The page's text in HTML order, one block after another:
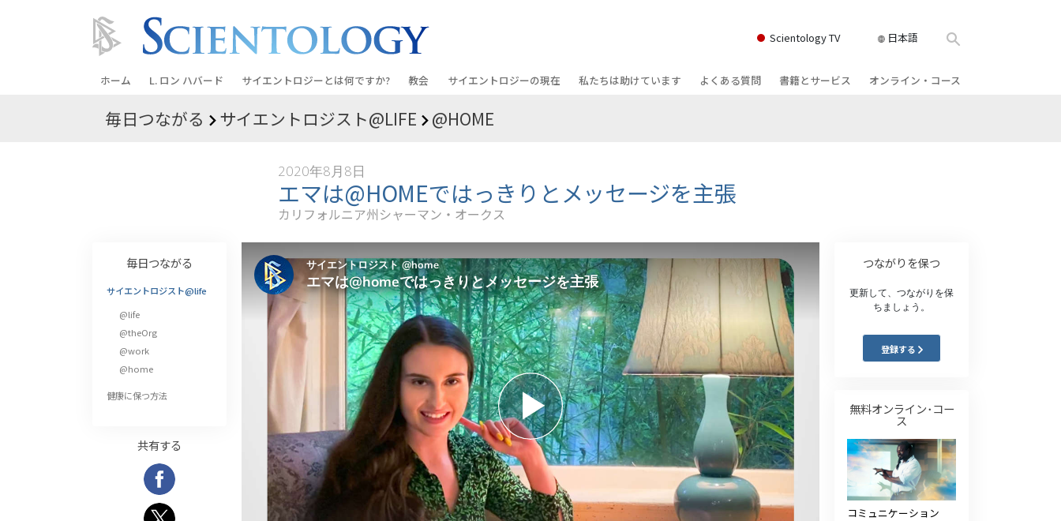
Scientology TV 日本語
ホーム L. ロン ハバード サイエントロジーとは何ですか?
信条と実践
サイエントロジストたちが語るサイエ
ントロジー
サイエントロジストに会いましょう
教会の内部
サイエントロジーの基本原理
ダイアネティックスの紹介
愛と憎しみ ―
教会
教会を探す
上級
オーガニゼーション
フラッグ･ランド･ベース
フリーウィンズ
サイエントロジーを
世界にもたらす
サイエントロジーの現在
グランド・オープニング
デビッド･ミスキャベッジ氏—
Scientologyの教会指導者
私たちは助けています
クリミノン
真実を知ってください：薬物
ユナイテッド･フォー･ヒューマンライ
ツ
市民の人権擁護の会
サイエントロジー･ボランティア･ミニ
スター
よくある質問
サイエントロジーの組織
書籍とサービス
一般向け講演
初級のサービス
オンライン・コース
病気やけがのためのアシスト
高潔さと正直さ
結婚
感情のトーン・スケール
薬物に対する解決策
子ども
職場のためのツール
エシックスとコンディション
抑圧の原因
毎日つながる サイエントロジスト@LIFE @HOME
2020年8月8日
エマは@HOMEではっきりとメッセージを主張
カリフォルニア州シャーマン・オークス
毎日つながる
サイエントロジスト@life
@life
@theOrg
@work
@home
健康に保つ方法
共有する
つながりを保つ
更新して、つながりを保
ちましょう。
登録する
無料オンライン･コー
ス
コミュニケーション